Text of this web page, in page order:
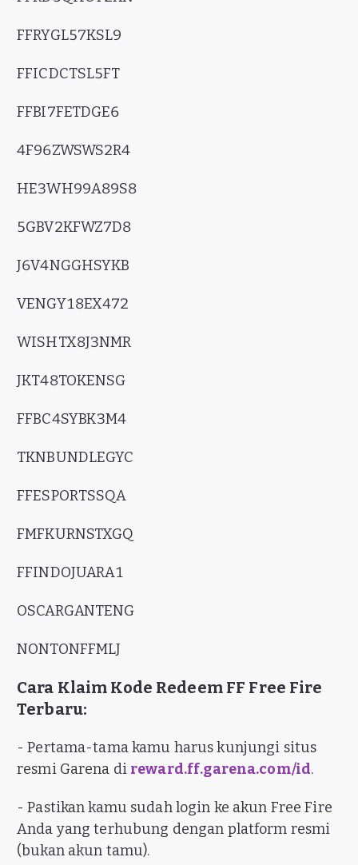
FFRYGL57KSL9
FFICDCTSL5FT
FFBI7FETDGE6
4F96ZWSWS2R4
HE3WH99A89S8
5GBV2KFWZ7D8
J6V4NGGHSYKB
VENGY18EX472
WISHTX8J3NMR
JKT48TOKENSG
FFBC4SYBK3M4
TKNBUNDLEGYC
FFESPORTSSQA
FMFKURNSTXGQ
FFINDOJUARA1
OSCARGANTENG
NONTONFFMLJ
Cara Klaim Kode Redeem FF Free Fire
Terbaru:
- Pertama-tama kamu harus kunjungi situs
resmi Garena di reward.ff.garena.com/id.
- Pastikan kamu sudah login ke akun Free Fire
Anda yang terhubung dengan platform resmi
(bukan akun tamu).